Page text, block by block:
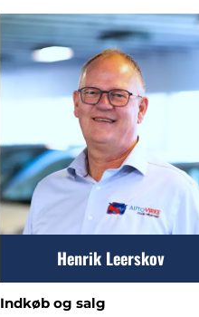
Henrik Leerskov
Indkøb og salg